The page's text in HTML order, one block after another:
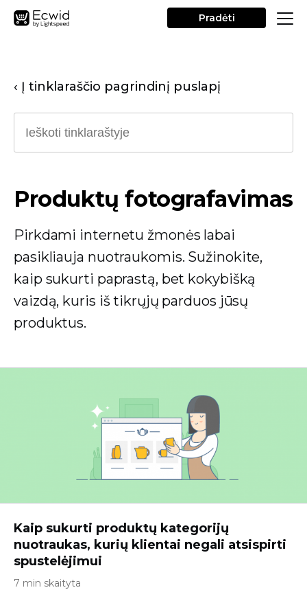
Pradėti
‹ Į tinklaraščio pagrindinį puslapį
Produktų fotografavimas
Pirkdami internetu žmonės labai
pasikliauja nuotraukomis. Sužinokite,
kaip sukurti paprastą, bet kokybišką
vaizdą, kuris iš tikrųjų parduos jūsų
produktus.
Kaip sukurti produktų kategorijų
nuotraukas, kurių klientai negali atsispirti
spustelėjimui
7 min skaityta